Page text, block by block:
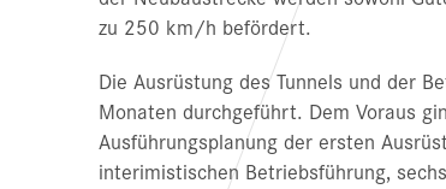
zu 250 km/h befördert.
Die Ausrüstung des Tunnels und der
Monaten durchgeführt. Dem Voraus
Ausführungsplanung der ersten
interimistischen Betriebsführung,